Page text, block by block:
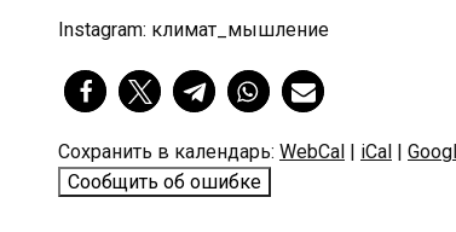
Instagram: климат_мышление
Сохранить в календарь: WebCal | iCal |
Сообщить об ошибке